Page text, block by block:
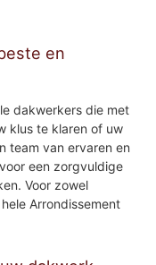
en
dakwerkers die met
klus te klaren of uw
team van ervaren en
een zorgvuldige
Voor zowel
Arrondissement